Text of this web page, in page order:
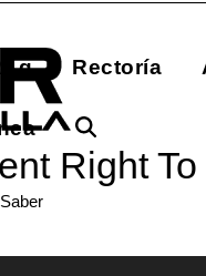
Rectoría
Right